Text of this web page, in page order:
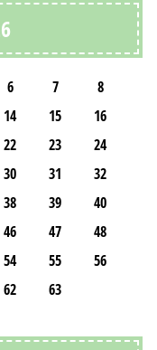
6 7
8
14 15
16
22 23
24
30 31
32
38 39
40
46 47
48
54 55
56
62 63